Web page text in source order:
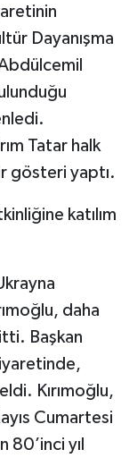
Dayanışma
Tatar halk
gösteri yaptı.
katılım
daha
Başkan
Kırımoğlu,
Cumartesi
80’inci yıl